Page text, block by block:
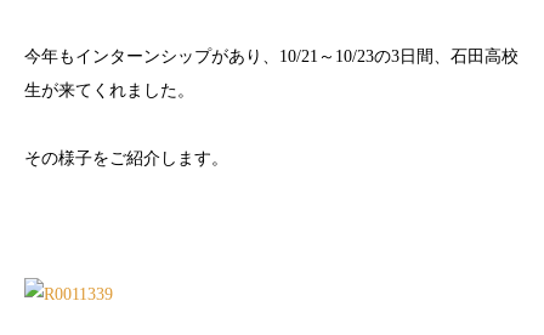
今年もインターンシップがあり、10/21～10/23の3日間、石田高校
生が来てくれました。
その様子をご紹介します。